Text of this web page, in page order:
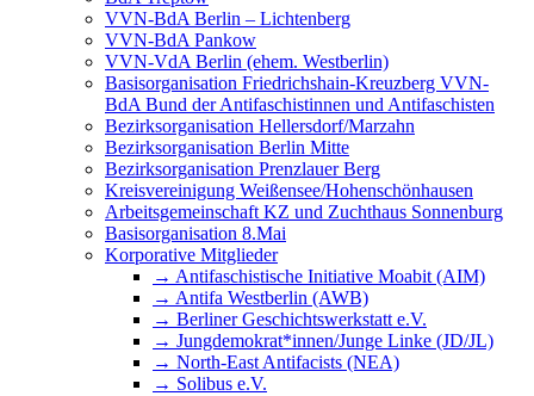
VVN-BdA Berlin – Lichtenberg
VVN-BdA Pankow
VVN-VdA Berlin (ehem. Westberlin)
Basisorganisation Friedrichshain-Kreuzberg VVN-
BdA Bund der Antifaschistinnen und Antifaschisten
Bezirksorganisation Hellersdorf/Marzahn
Bezirksorganisation Berlin Mitte
Bezirksorganisation Prenzlauer Berg
Kreisvereinigung Weißensee/Hohenschönhausen
Arbeitsgemeinschaft KZ und Zuchthaus Sonnenburg
Basisorganisation 8.Mai
Korporative Mitglieder
→ Antifaschistische Initiative Moabit (AIM)
→ Antifa Westberlin (AWB)
→ Berliner Geschichtswerkstatt e.V.
→ Jungdemokrat*innen/Junge Linke (JD/JL)
→ North-East Antifacists (NEA)
→ Solibus e.V.